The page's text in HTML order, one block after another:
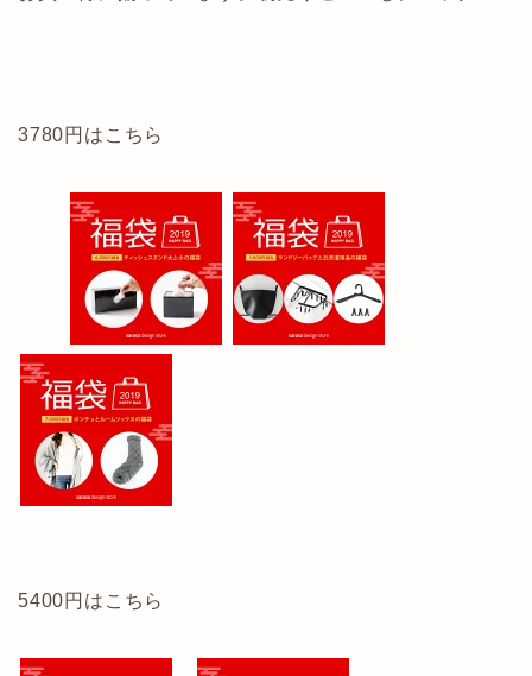
3780円はこちら
5400円はこちら